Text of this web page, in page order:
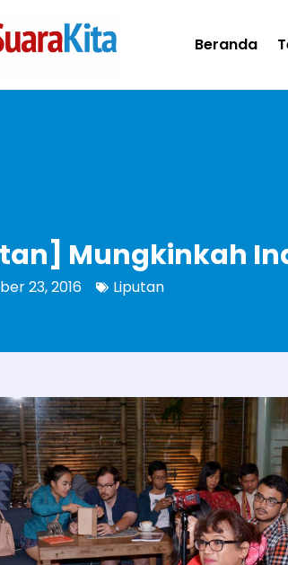
Beranda
Mungkinkah
23, 2016 Liputan